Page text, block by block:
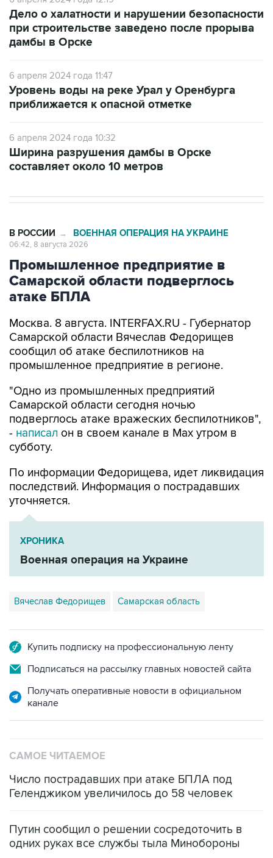
Дело о халатности и нарушении безопасности
при строительстве заведено после прорыва
дамбы в Орске
6 апреля 2024 года 11:47
Уровень воды на реке Урал у Оренбурга
приближается к опасной отметке
6 апреля 2024 года 10:32
Ширина разрушения дамбы в Орске
составляет около 10 метров
В РОССИИ → ВОЕННАЯ ОПЕРАЦИЯ НА УКРАИНЕ
06:42, 8 августа 2026
Промышленное предприятие в
Самарской области подверглось
атаке БПЛА
Москва. 8 августа. INTERFAX.RU - Губернатор
Самарской области Вячеслав Федорищев
сообщил об атаке беспилотников на
промышленное предприятие в регионе.
"Одно из промышленных предприятий
Самарской области сегодня ночью
подверглось атаке вражеских беспилотников",
- написал он в своем канале в Max утром в
субботу.
По информации Федорищева, идет ликвидация
последствий. Информация о пострадавших
уточняется.
ХРОНИКА
Военная операция на Украине
Вячеслав Федорищев Самарская область
Купить подписку на профессиональную ленту
Подписаться на рассылку главных новостей сайта
Получать оперативные новости в официальном
канале
САМОЕ ЧИТАЕМОЕ
Число пострадавших при атаке БПЛА под
Геленджиком увеличилось до 58 человек
Путин сообщил о решении сосредоточить в
одних руках все службы тыла Минобороны